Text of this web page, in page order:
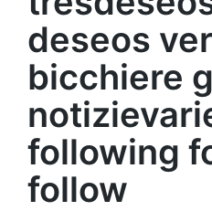
deseos
bicchiere
following
follow